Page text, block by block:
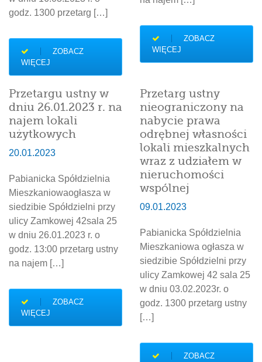
godz. 1300 przetarg […]
ZOBACZ
WIĘCEJ
ZOBACZ
WIĘCEJ
Przetargu ustny w
dniu 26.01.2023 r. na
najem lokali
użytkowych
20.01.2023
Pabianicka Spółdzielnia
Mieszkaniowaogłasza w
siedzibie Spółdzielni przy
ulicy Zamkowej 42sala 25
w dniu 26.01.2023 r. o
godz. 13:00 przetarg ustny
na najem […]
ZOBACZ
WIĘCEJ
Przetarg ustny
nieograniczony na
nabycie prawa
odrębnej własności
lokali mieszkalnych
wraz z udziałem w
nieruchomości
wspólnej
09.01.2023
Pabianicka Spółdzielnia
Mieszkaniowa ogłasza w
siedzibie Spółdzielni przy
ulicy Zamkowej 42 sala 25
w dniu 03.02.2023r. o
godz. 1300 przetarg ustny
[…]
ZOBACZ